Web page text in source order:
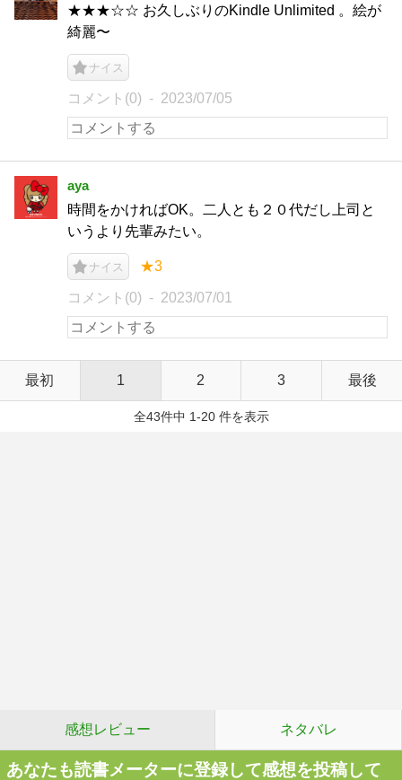
★★★☆☆ お久しぶりのKindle Unlimited 。絵が
綺麗〜
ナイス
コメント(0) 2023/07/05
aya
時間をかければOK。二人とも２０代だし上司と
いうより先輩みたい。
ナイス ★3
コメント(0) 2023/07/01
最初 1 2 3 最後
全43件中 1-20 件を表示
感想レビュー ネタバレ
あなたも読書メーターに登録して感想を投稿して